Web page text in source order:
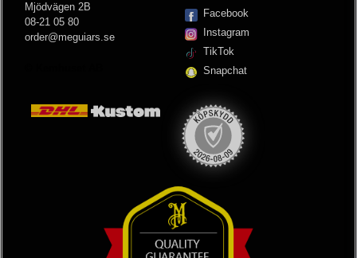
Mjödvägen 2B
08-21 05 80
order@meguiars.se
Facebook
Instagram
TikTok
Snapchat